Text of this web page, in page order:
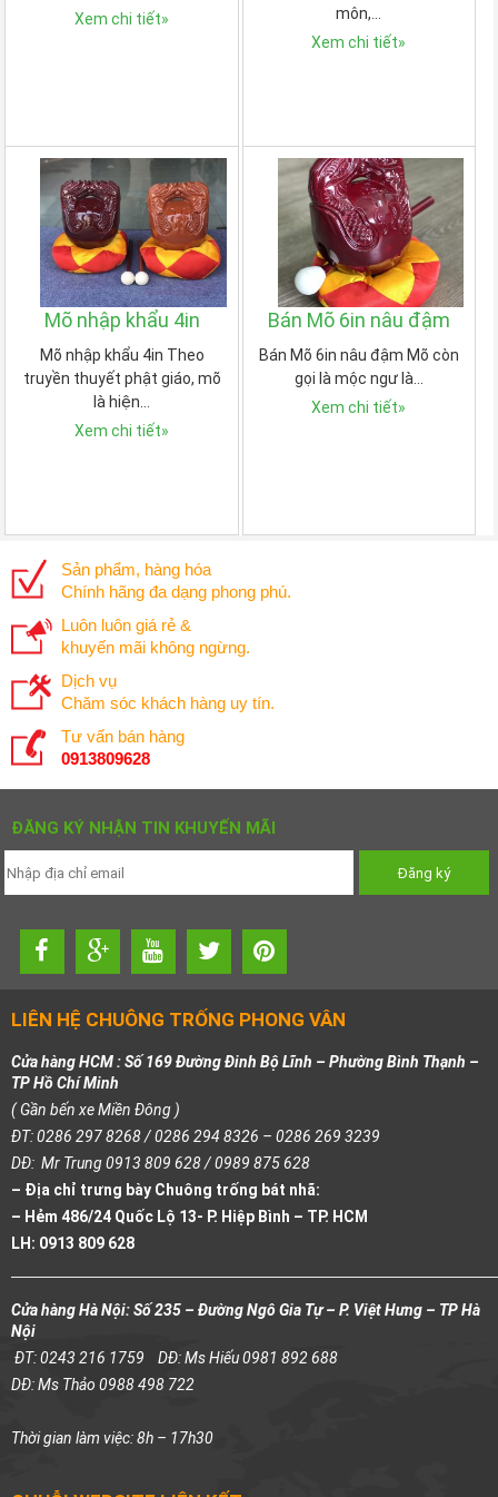
Xem chi tiết»
môn,…
Xem chi tiết»
Mõ nhập khẩu 4in
Mõ nhập khẩu 4in Theo
truyền thuyết phật giáo, mõ
là hiện…
Xem chi tiết»
Bán Mõ 6in nâu đậm
Bán Mõ 6in nâu đậm Mõ còn
gọi là mộc ngư là…
Xem chi tiết»
Sản phẩm, hàng hóa
Chính hãng đa dạng phong phú.
Luôn luôn giá rẻ &
khuyến mãi không ngừng.
Dịch vụ
Chăm sóc khách hàng uy tín.
Tư vấn bán hàng
0913809628
ĐĂNG KÝ NHẬN TIN KHUYẾN MÃI
LIÊN HỆ CHUÔNG TRỐNG PHONG VÂN
Cửa hàng HCM : Số 169 Đường Đinh Bộ Lĩnh – Phường Bình Thạnh –
TP Hồ Chí Minh
( Gần bến xe Miền Đông )
ĐT: 0286 297 8268 / 0286 294 8326 – 0286 269 3239
DĐ: Mr Trung 0913 809 628 / 0989 875 628
– Địa chỉ trưng bày Chuông trống bát nhã:
– Hẻm 486/24 Quốc Lộ 13- P. Hiệp Bình – TP. HCM
LH: 0913 809 628
Cửa hàng Hà Nội: Số 235 – Đường Ngô Gia Tự – P. Việt Hưng – TP Hà
Nội
ĐT: 0243 216 1759 DĐ: Ms Hiếu 0981 892 688
DĐ: Ms Thảo 0988 498 722
Thời gian làm việc: 8h – 17h30